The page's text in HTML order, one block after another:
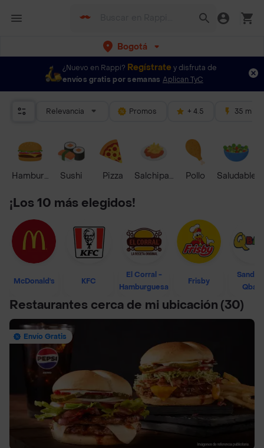
Bogotá
¿Nuevo en Rappi? Regístrate y disfruta de
envíos gratis por semanas Aplican TyC
Relevancia Promos + 4.5 35 mins
HamburguesaSushi Pizza Salchipapas Pollo Saludable
¡Los 10 más elegidos!
McDonald's KFC
El Corral -
Hamburguesa
Frisby
Restaurantes cerca de mi ubicación (30)
Envío Gratis